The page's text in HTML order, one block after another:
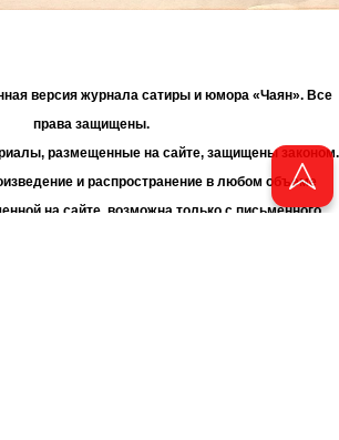
версия журнала сатиры и юмора «Чаян». Все
права защищены.
размещенные на сайте, защищены законом.
и распространение в любом объеме
на сайте, возможна только с письменного